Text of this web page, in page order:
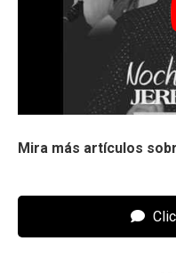
Mira más artículos